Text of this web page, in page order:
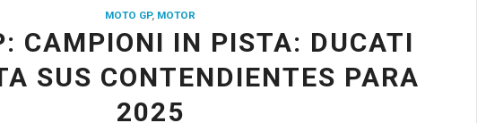
MOTO GP, MOTOR
CAMPIONI IN PISTA: DUCATI
SUS CONTENDIENTES PARA
2025